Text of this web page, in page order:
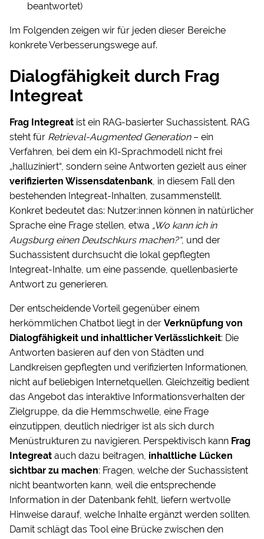
beantwortet)
Im Folgenden zeigen wir für jeden dieser Bereiche
konkrete Verbesserungswege auf.
Dialogfähigkeit durch Frag
Integreat
Frag Integreat ist ein RAG-basierter Suchassistent. RAG
steht für Retrieval-Augmented Generation– ein
Verfahren, bei dem ein KI-Sprachmodell nicht frei
„halluziniert“, sondern seine Antworten gezielt aus einer
verifizierten Wissensdatenbank, in diesem Fall den
bestehenden Integreat-Inhalten, zusammenstellt.
Konkret bedeutet das: Nutzer:innen können in natürlicher
Sprache eine Frage stellen, etwa „Wo kann ich in
Augsburg einen Deutschkurs machen?“, und der
Suchassistent durchsucht die lokal gepflegten
Integreat-Inhalte, um eine passende, quellenbasierte
Antwort zu generieren.
Der entscheidende Vorteil gegenüber einem
herkömmlichen Chatbot liegt in der Verknüpfung von
Dialogfähigkeit und inhaltlicher Verlässlichkeit: Die
Antworten basieren auf den von Städten und
Landkreisen gepflegten und verifizierten Informationen,
nicht auf beliebigen Internetquellen. Gleichzeitig bedient
das Angebot das interaktive Informationsverhalten der
Zielgruppe, da die Hemmschwelle, eine Frage
einzutippen, deutlich niedriger ist als sich durch
Menüstrukturen zu navigieren. Perspektivisch kann Frag
Integreat auch dazu beitragen, inhaltliche Lücken
sichtbar zu machen: Fragen, welche der Suchassistent
nicht beantworten kann, weil die entsprechende
Information in der Datenbank fehlt, liefern wertvolle
Hinweise darauf, welche Inhalte ergänzt werden sollten.
Damit schlägt das Tool eine Brücke zwischen den